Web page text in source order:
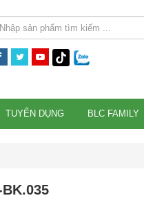
TUYỂN DỤNG BLC FAMILY